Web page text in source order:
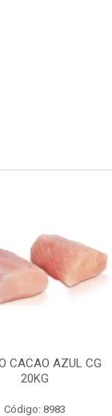
CACAO AZUL CG
20KG
Código: 8983